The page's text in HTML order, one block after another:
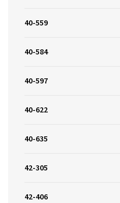
40-559
40-584
40-597
40-622
40-635
42-305
42-406